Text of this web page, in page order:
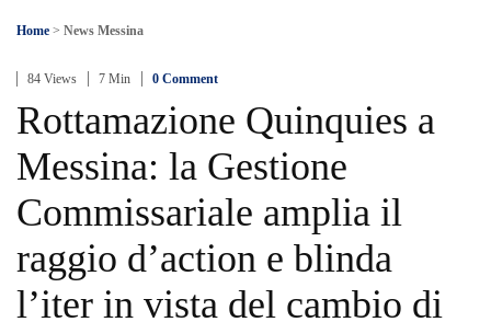
Home > News Messina
84 Views 7 Min 0 Comment
Rottamazione Quinquies a
Messina: la Gestione
Commissariale amplia il
raggio d’action e blinda
l’iter in vista del cambio di